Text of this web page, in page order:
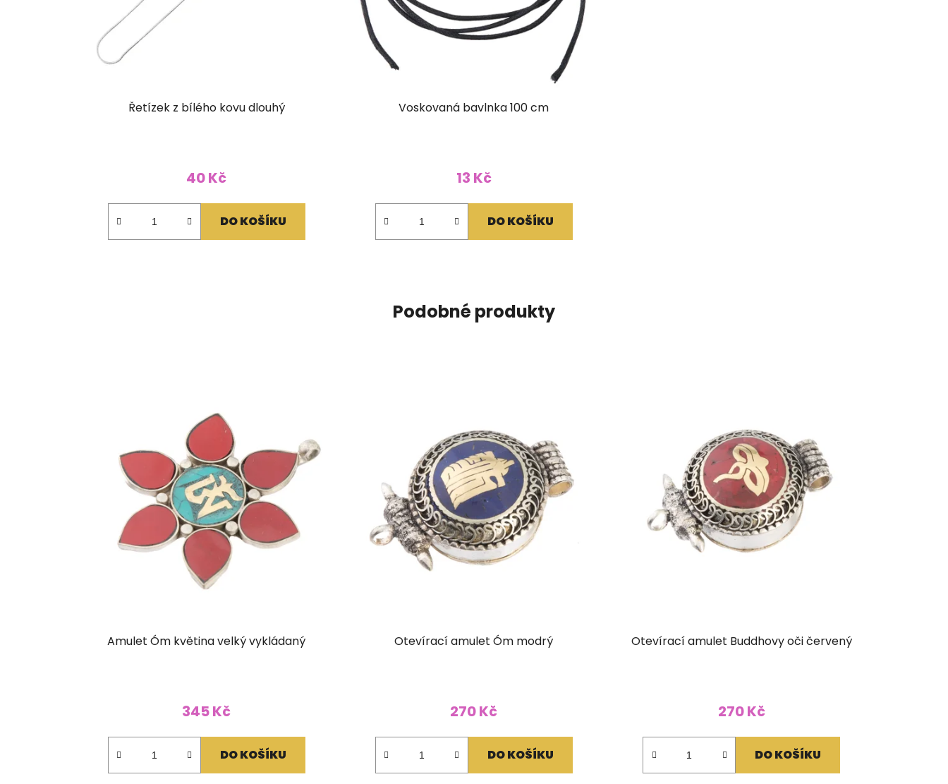
Řetízek z bílého kovu dlouhý
40 Kč
DO KOŠÍKU
Voskovaná bavlnka 100 cm
13 Kč
DO KOŠÍKU
Podobné produkty
Amulet Óm květina velký vykládaný
345 Kč
DO KOŠÍKU
Otevírací amulet Óm modrý
270 Kč
DO KOŠÍKU
Otevírací amulet Buddhovy oči červený
270 Kč
DO KOŠÍKU